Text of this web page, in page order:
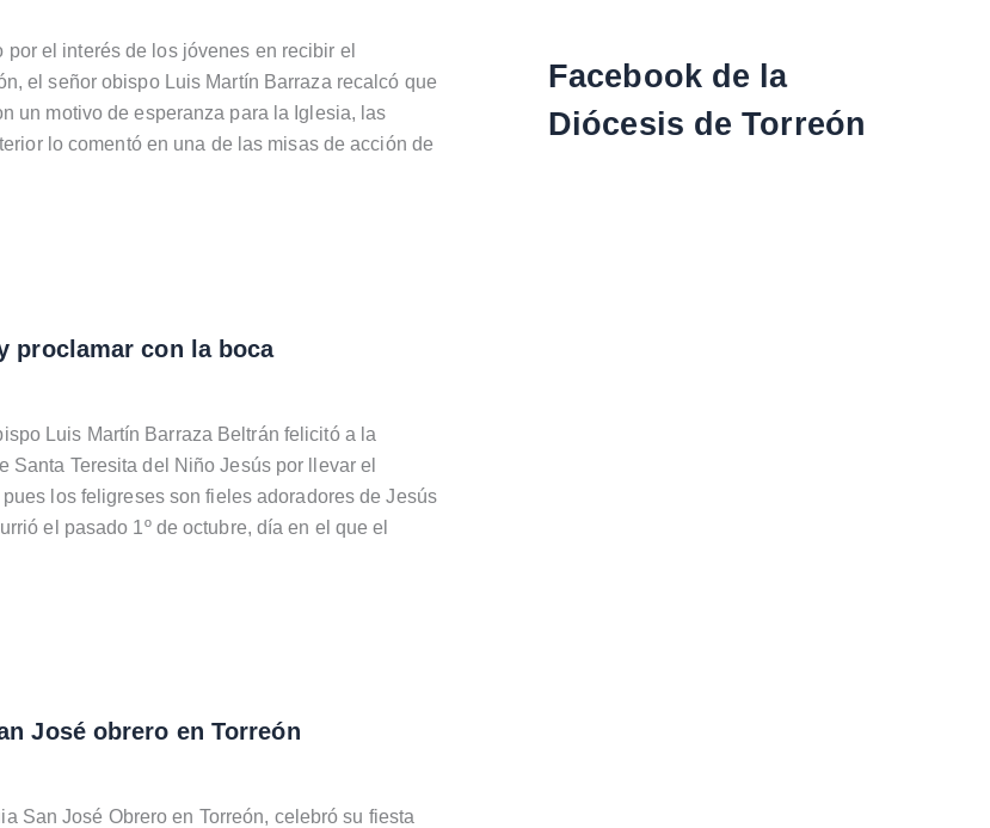
el interés de los jóvenes en recibir el
el señor obispo Luis Martín Barraza recalcó que
un motivo de esperanza para la Iglesia, las
lo comentó en una de las misas de acción de
proclamar con la boca
Luis Martín Barraza Beltrán felicitó a la
Santa Teresita del Niño Jesús por llevar el
los feligreses son fieles adoradores de Jesús
el pasado 1º de octubre, día en el que el
José obrero en Torreón
San José Obrero en Torreón, celebró su fiesta
Facebook de la
Diócesis de Torreón